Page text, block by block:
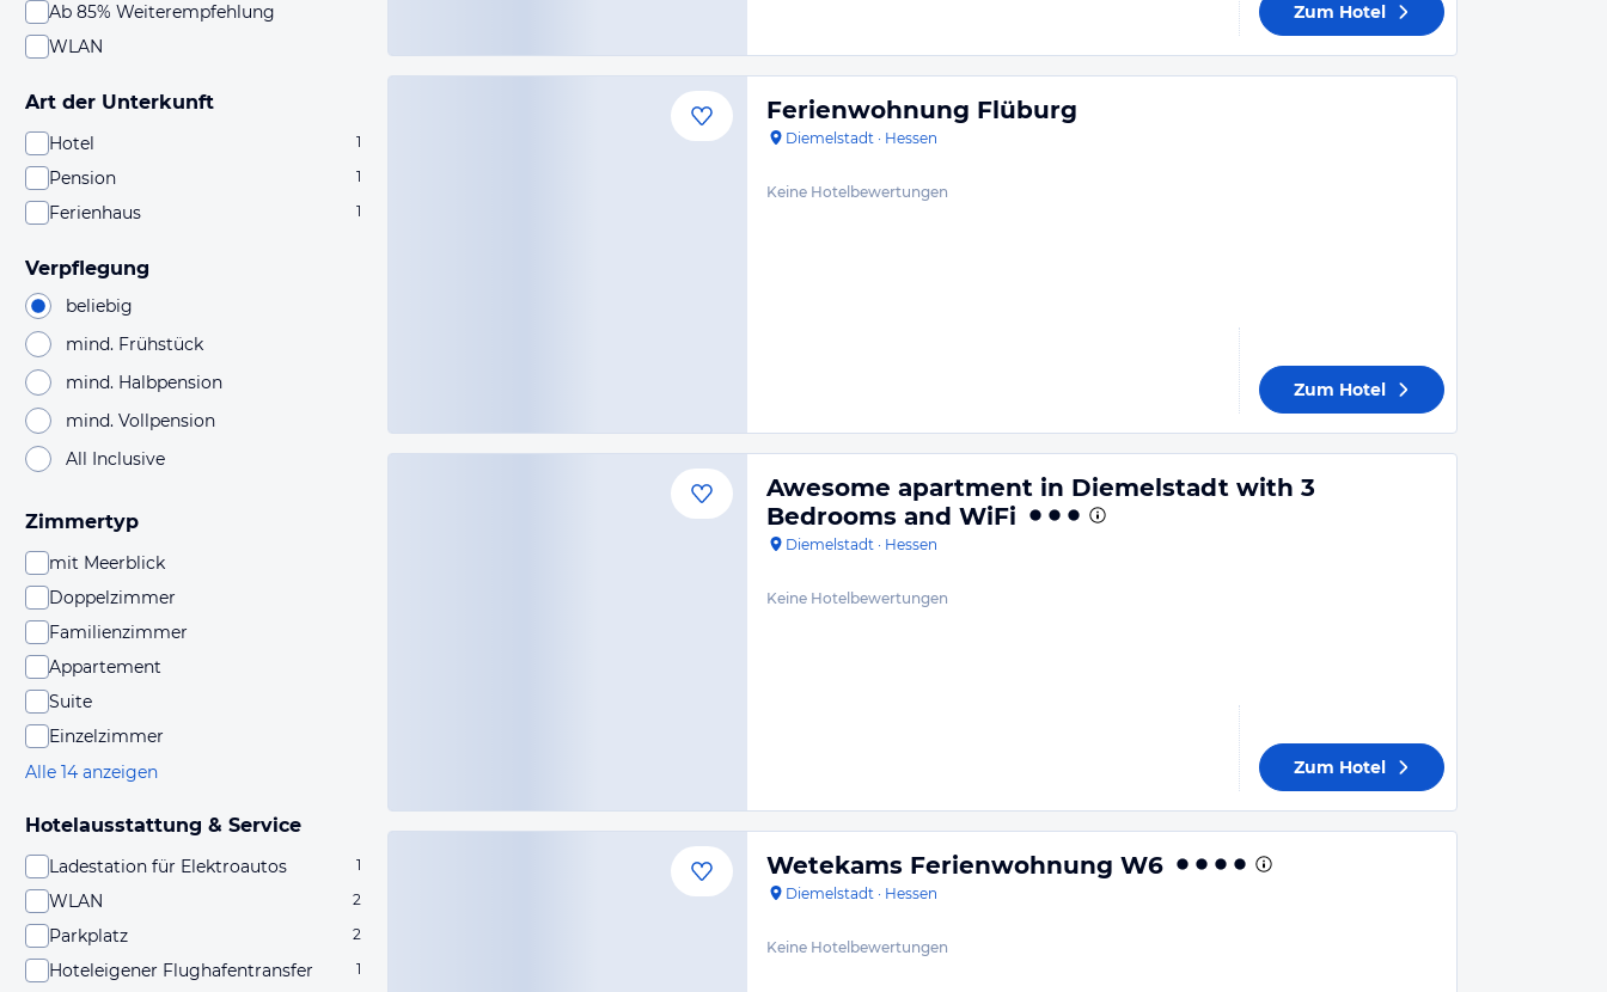
Ab 85% Weiterempfehlung
WLAN
Art der Unterkunft
Hotel 1
Pension 1
Ferienhaus 1
Verpflegung
beliebig
mind. Frühstück
mind. Halbpension
mind. Vollpension
All Inclusive
Zimmertyp
mit Meerblick
Doppelzimmer
Familienzimmer
Appartement
Suite
Einzelzimmer
Alle 14 anzeigen
Hotelausstattung & Service
Ladestation für Elektroautos 1
WLAN 2
Parkplatz 2
Hoteleigener Flughafentransfer 1
Zum Hotel
Ferienwohnung Flüburg
Diemelstadt · Hessen
Keine Hotelbewertungen
Zum Hotel
Awesome apartment in Diemelstadt with 3
Bedrooms and WiFi
Diemelstadt · Hessen
Keine Hotelbewertungen
Zum Hotel
Wetekams Ferienwohnung W6
Diemelstadt · Hessen
Keine Hotelbewertungen